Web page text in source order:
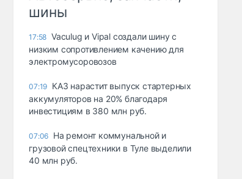
шины
17:58 Vaculug и Vipal создали шину с
низким сопротивлением качению для
электромусоровозов
07:19 КАЗ нарастит выпуск стартерных
аккумуляторов на 20% благодаря
инвестициям в 380 млн руб.
07:06 На ремонт коммунальной и
грузовой спецтехники в Туле выделили
40 млн руб.